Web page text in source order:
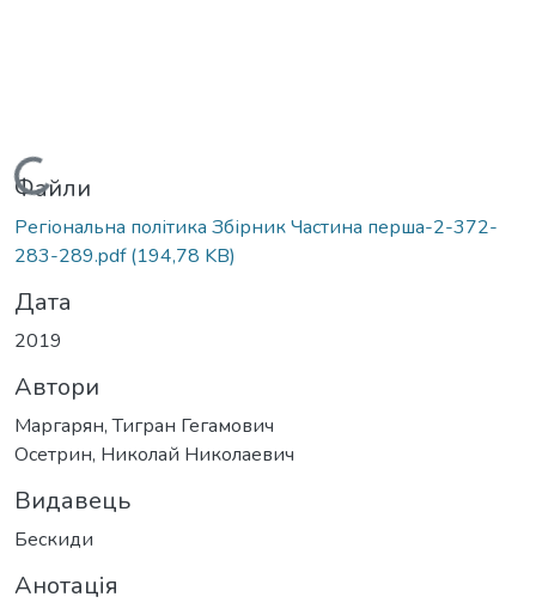
Вантажиться...
Файли
Регіональна політика Збірник Частина перша-2-372-
283-289.pdf(194,78 KB)
Дата
2019
Автори
Маргарян, Тигран Гегамович
Осетрин, Николай Николаевич
Видавець
Бескиди
Анотація